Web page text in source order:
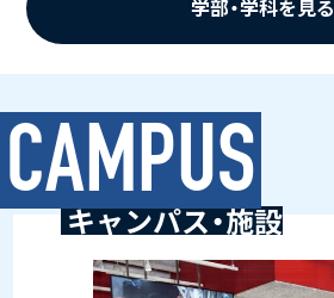
学部・学科を見る
CAMPUS
キャンパス・施設